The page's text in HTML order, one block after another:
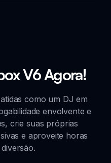
V6 Agora!
como um DJ em
envolvente e
crie suas próprias
e aproveite horas